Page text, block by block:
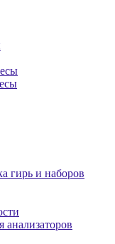
гирь и наборов
анализаторов